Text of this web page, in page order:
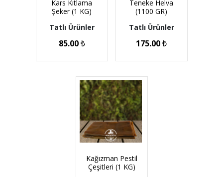
Kars Kıtlama
Şeker (1 KG)
Tatlı Ürünler
85.00₺
Teneke Helva
(1100 GR)
Tatlı Ürünler
175.00₺
Kağızman Pestil
Çeşitleri (1 KG)